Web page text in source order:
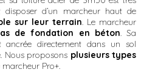
disposer d’un marcheur haut de
sur leur terrain. Le marcheur
de fondation en béton. Sa
ancrée directement dans un sol
Nous proposons plusieurs types
Pro+.